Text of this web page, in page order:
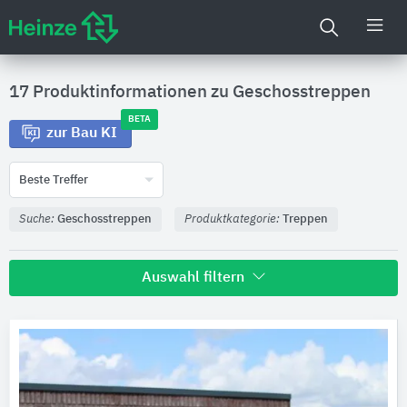
17 Produktinformationen zu Geschosstreppen
zur Bau KI
BETA
Beste Treffer
Suche: Geschosstreppen Produktkategorie: Treppen
Auswahl filtern
Nautilus Treppen
Wachenfeld Natursteinwerk